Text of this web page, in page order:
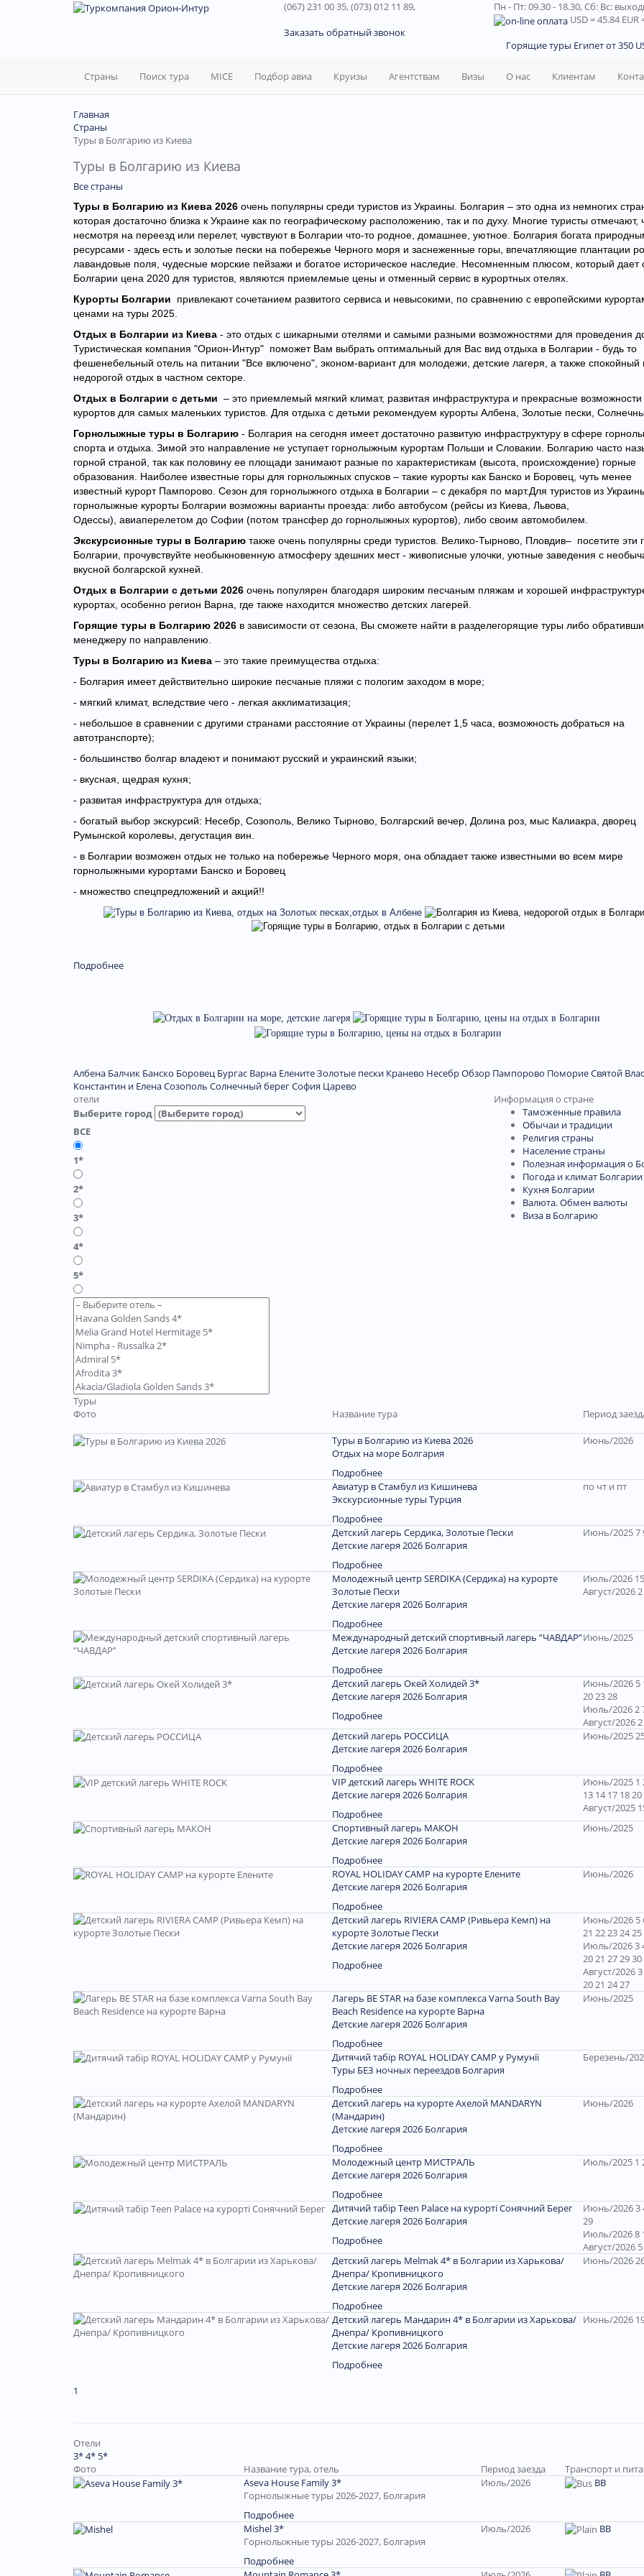
(067) 231 00 35, (073) 012 11 89,
Заказать обратный звонок
Пн - Пт: 09.30 - 18.30,Сб: Вс:
USD= 45.84EUR
Горящие туры Египет от 350
Страны Поиск тура MICE Подбор авиа Круизы Агентствам Визы О нас Клиентам
Главная
Страны
Туры в Болгарию из Киева
Туры в Болгарию из Киева
Все страны
Туры в Болгарию из Киева 2026 очень популярны среди туристов из Украины. Болгария – это одна из немногих
которая достаточно близка к Украине как по географическому расположению, так и по духу. Многие туристы отмечают,
несмотря на переезд или перелет, чувствуют в Болгарии что-то родное, домашнее, уютное. Болгария богата
ресурсами - здесь есть и золотые пески на побережье Черного моря и заснеженные горы, впечатляющие плантации
лавандовые поля, чудесные морские пейзажи и богатое историческое наследие. Несомненным плюсом, который дает
Болгарии цена 2020 для туристов, являются приемлемые цены и отменный сервис в курортных отеляx.
Курорты Болгарии
привлекают сочетанием развитого сервиса и невысокими, по сравнению с европейскими
ценами на туры 2025.
Отдых в Болгарии из Киева - это отдых с шикарными отелями и самыми разными возможностями для проведения
Туристическая компания "Орион-Интур" поможет Вам выбрать оптимальный для Вас вид отдыха в Болгарии - будь то
фешенебельный отель на питании "Все включено", эконом-вариант для молодежи, детские лагеря, а также спокойный
недорогой отдых в частном секторе.
Отдых в Болгарии с детьми – это приемлемый мягкий климат, развитая инфраструктура и прекрасные возможности
курортов для самых маленьких туристов. Для отдыха с детьми рекомендуем курорты Албена, Золотые пески,
Горнолыжные туры в Болгарию - Болгария на сегодня имеет достаточно развитую инфраструктуру в сфере
спорта и отдыха. Зимой это направление не уступает горнолыжным курортам Польши и Словакии. Болгарию часто
горной страной, так как половину ее площади занимают разные по характеристикам (высота, происхождение) горные
образования. Наиболее известные горы для горнолыжных спусков – такие курорты как Банско и Боровец, чуть менее
известный курорт Пампорово. Сезон для горнолыжного отдыха в Болгарии – с декабря по март.Для туристов из
горнолыжные курорты Болгарии возможны варианты проезда: либо автобусом (рейсы из Киева, Львова,
Одессы), авиаперелетом до Софии (потом трансфер до горнолыжных курортов), либо своим автомобилем.
Экскурсионные туры в Болгарию также очень популярны среди туристов. Велико-Тырново, Пловдив– посетите эти
Болгарии, прочувствуйте необыкновенную атмосферу здешних мест - живописные улочки, уютные заведения с
вкусной болгарской кухней.
Отдых в Болгарии с детьми 2026 очень популярен благодаря широким песчаным пляжам и хорошей
курортах, особенно регион Варна, где также находится множество детских лагерей.
Горящие туры в Болгарию 2026 в зависимости от сезона, Вы сможете найти в разделегорящие туры либо
менеджеру по направлению.
Туры в Болгарию из Киева – это такие преимущества отдыха:
- Болгария имеет действительно широкие песчаные пляжи с пологим заходом в море;
- мягкий климат, вследствие чего - легкая акклиматизация;
- небольшое в сравнении с другими странами расстояние от Украины (перелет 1,5 часа, возможность добраться на
автотранспорте);
- большинство болгар владеют и понимают русский и украинский языки;
- вкусная, щедрая кухня;
- развитая инфраструктура для отдыха;
- богатый выбор экскурсий: Несебр, Созополь, Велико Тырново, Болгарский вечер, Долина роз, мыс Калиакра, дворец
Румынской королевы, дегустация вин.
- в Болгарии возможен отдых не только на побережье Черного моря, она обладает также известными во всем мире
горнолыжными курортами Банско и Боровец
- множество спецпредложений и акций!!
Подробнее
Албена Балчик Банско Боровец Бургас Варна ЕленитеЗолотые пески Кранево НесебрОбзор Пампорово ПомориеСвятой Влас
Константин и ЕленаСозополь Солнечный берегСофия Царево
отели
Выберите город
ВСЕ
1*
2*
3*
4*
5*
Информация о стране
Таможенные правила
Обычаи и традиции
Религия страны
Население страны
Полезная информация о
Погода и климат Болгарии
Кухня Болгарии
Валюта. Обмен валюты
Виза в Болгарию
Туры
Фото
Название тура Период
Туры в Болгарию из Киева 2026
Отдых на море Болгария
Подробнее
Июнь/2026
Авиатур в Стамбул из Кишинева
Экскурсионные туры Турция
Подробнее
по чт и пт
Детский лагерь Сердика, Золотые Пески
Детские лагеря 2026 Болгария
Подробнее
Июнь/2025 7
Молодежный центр SERDIKA (Сердика) на курорте
Золотые Пески
Детские лагеря 2026 Болгария
Подробнее
Июль/2026
Август/2026
Международный детский спортивный лагерь ”ЧАВДАР”
Детские лагеря 2026 Болгария
Подробнее
Июнь/2025
Детский лагерь Окей Холидей 3*
Детские лагеря 2026 Болгария
Подробнее
Июнь/2026 5
20 23 28
Июль/2026 2
Август/2026
Детский лагерь РОССИЦА
Детские лагеря 2026 Болгария
Подробнее
Июнь/2025
VIP детский лагерь WHITE ROCK
Детские лагеря 2026 Болгария
Подробнее
Июнь/2025 1
13 14 17 18 20
Август/2025
Спортивный лагерь МАКОН
Детские лагеря 2026 Болгария
Подробнее
Июнь/2025
ROYAL HOLIDAY CAMP на курорте Елените
Детские лагеря 2026 Болгария
Подробнее
Июнь/2026
Детский лагерь RIVIERA CAMP (Ривьера Кемп) на
курорте Золотые Пески
Детские лагеря 2026 Болгария
Подробнее
Июнь/2026 5
21 22 23 24 25
Июль/2026 3
20 21 27 29 30
Август/2026
20 21 24 27
Лагерь BE STAR на базе комплекса Varna South Bay
Beach Residence на курорте Варна
Детские лагеря 2026 Болгария
Подробнее
Июнь/2025
Дитячий табір ROYAL HOLIDAY CAMP у Румунії
Туры БЕЗ ночных переездов Болгария
Подробнее
Березень/
Детский лагерь на курорте Ахелой MANDARYN
(Мандарин)
Детские лагеря 2026 Болгария
Подробнее
Июнь/2026
Молодежный центр МИСТРАЛЬ
Детские лагеря 2026 Болгария
Подробнее
Июль/2025 1
Дитячий табір Teen Palace на курорті Сонячний Берег
Детские лагеря 2026 Болгария
Подробнее
Июнь/2026 3
29
Июль/2026 8
Август/2026
Детский лагерь Melmak 4* в Болгарии из Харькова/
Днепра/ Кропивницкого
Детские лагеря 2026 Болгария
Подробнее
Июнь/2026
Детский лагерь Мандарин 4* в Болгарии из Харькова/
Днепра/ Кропивницкого
Детские лагеря 2026 Болгария
Подробнее
Июнь/2026
1
Отели
3*4* 5*
Фото
Название тура, отель Период заезда
Транспорт и
Aseva House Family 3*
Горнолыжные туры 2026-2027, Болгария
Подробнее
Июль/2026 ВВ
Mishel 3*
Горнолыжные туры 2026-2027, Болгария
Подробнее
Июль/2026 ВВ